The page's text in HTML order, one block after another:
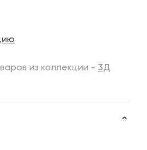
из коллекции - 3Д